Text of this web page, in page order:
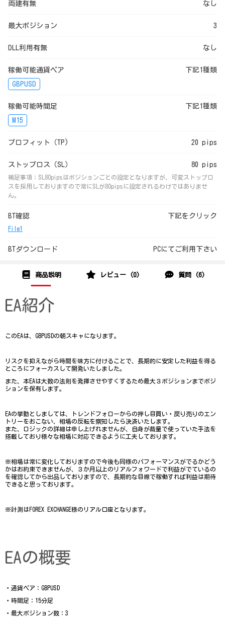
両建有無 なし
最大ポジション 3
DLL利用有無 なし
稼働可能通貨ペア
下記1種類
GBPUSD
稼働可能時間足
下記1種類
M15
プロフィット（TP) 20 pips
ストップロス（SL） 80 pips
補足事項：SL80pipsはポジションごとの設定となりますが、可変ストップロ
スを採用しておりますので常にSLが80pipsに設定されるわけではありませ
ん。
BT確認 下記をクリック
File1
BTダウンロード PCにてご利用下さい
商品説明 レビュー (0) 質問 (6)
EA紹介
このEAは、GBPUSDの朝スキャになります。
リスクを抑えながら時間を味方に付けることで、長期的に安定した利益を得る
ところにフォーカスして開発いたしました。
また、本EAは大数の法則を発揮させやすくするため最大３ポジションまでポジ
ションを保有します。
EAの挙動としましては、トレンドフォローからの押し目買い・戻り売りのエン
トリーをおこない、相場の反転を察知したら決済いたします。
また、ロジックの詳細は申し上げれませんが、自身が裁量で使っていた手法を
搭載しており様々な相場に対応できるように工夫しております。
※相場は常に変化しておりますので今後も同様のパフォーマンスがでるかどう
かはお約束できませんが、３か月以上のリアルフォワードで利益がでているの
を確認してから出品しておりますので、長期的な目線で稼働すれば利益は期待
できると思っております。
※計測はFOREX EXCHANGE様のリアル口座となります。
EAの概要
・通貨ペア：GBPUSD
・時間足：15分足
・最大ポジション数：3